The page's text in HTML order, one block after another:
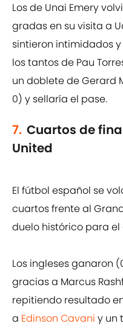
Los de Unai Emery
gradas en su visita a
sintieron intimidados
los tantos de Pau
un doblete de Gerard
0) y sellaría el pase.
7. Cuartos de
United
El fútbol español se
cuartos frente al
duelo histórico para el
Los ingleses ganaron
gracias a Marcus
repitiendo resultado
a Edinson Cavani y un